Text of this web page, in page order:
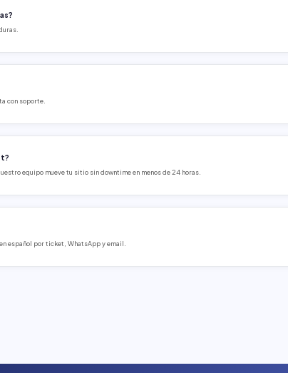
con soporte.
equipo mueve tu sitio sin downtime en menos de 24 horas.
español por ticket, WhatsApp y email.